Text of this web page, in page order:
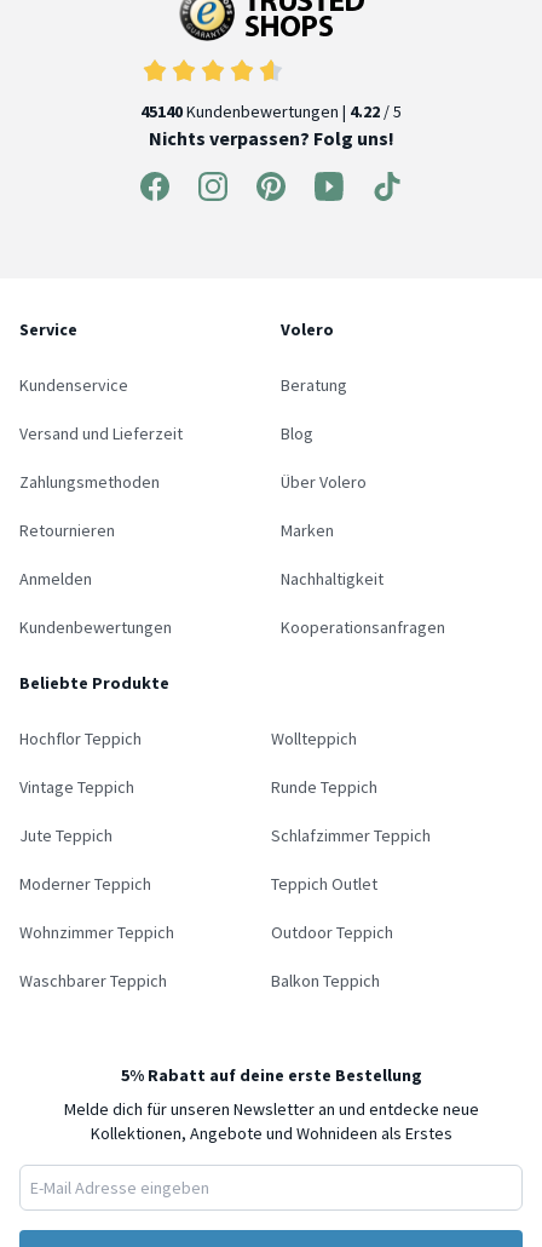
45140Kundenbewertungen | 4.22 / 5
Nichts verpassen? Folg uns!
Service
Kundenservice
Versand und Lieferzeit
Zahlungsmethoden
Retournieren
Anmelden
Kundenbewertungen
Volero
Beratung
Blog
Über Volero
Marken
Nachhaltigkeit
Kooperationsanfragen
Beliebte Produkte
Hochflor Teppich Wollteppich
Vintage Teppich Runde Teppich
Jute Teppich Schlafzimmer Teppich
Moderner Teppich Teppich Outlet
Wohnzimmer Teppich Outdoor Teppich
Waschbarer Teppich Balkon Teppich
5% Rabatt auf deine erste Bestellung
Melde dich für unseren Newsletter an und entdecke neue
Kollektionen, Angebote und Wohnideen als Erstes